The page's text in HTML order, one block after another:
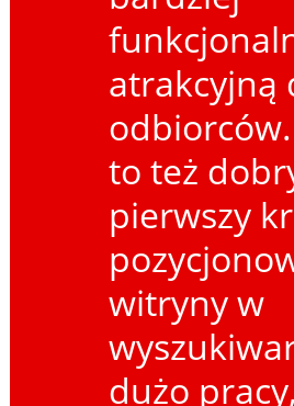
atrakcyjną
to też
pierwszy
witryny w
dużo